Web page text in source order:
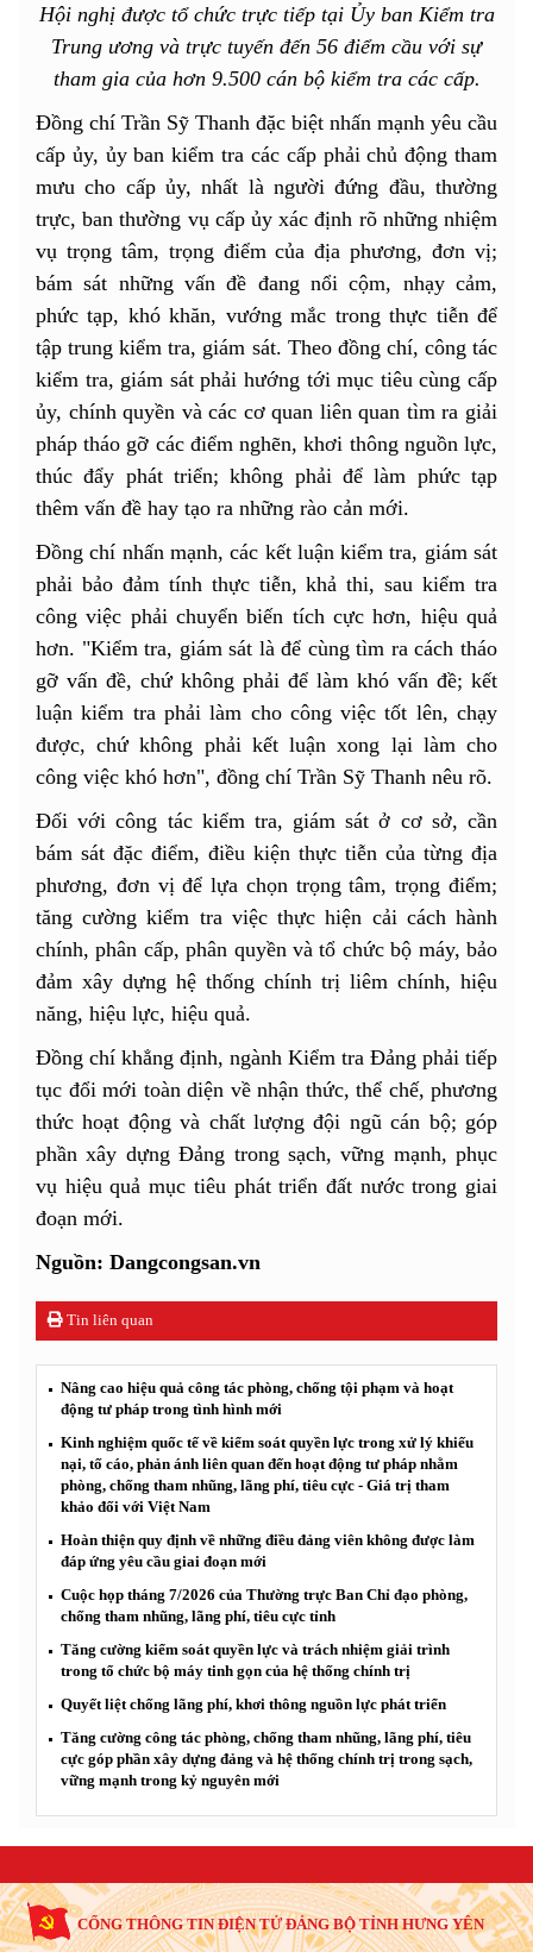
Hội nghị được tổ chức trực tiếp tại Ủy ban Kiểm tra
Trung ương và trực tuyến đến 56 điểm cầu với sự
tham gia của hơn 9.500 cán bộ kiểm tra các cấp.
Đồng chí Trần Sỹ Thanh đặc biệt nhấn mạnh yêu cầu
cấp ủy, ủy ban kiểm tra các cấp phải chủ động tham
mưu cho cấp ủy, nhất là người đứng đầu, thường
trực, ban thường vụ cấp ủy xác định rõ những nhiệm
vụ trọng tâm, trọng điểm của địa phương, đơn vị;
bám sát những vấn đề đang nổi cộm, nhạy cảm,
phức tạp, khó khăn, vướng mắc trong thực tiễn để
tập trung kiểm tra, giám sát. Theo đồng chí, công tác
kiểm tra, giám sát phải hướng tới mục tiêu cùng cấp
ủy, chính quyền và các cơ quan liên quan tìm ra giải
pháp tháo gỡ các điểm nghẽn, khơi thông nguồn lực,
thúc đẩy phát triển; không phải để làm phức tạp
thêm vấn đề hay tạo ra những rào cản mới.
Đồng chí nhấn mạnh, các kết luận kiểm tra, giám sát
phải bảo đảm tính thực tiễn, khả thi, sau kiểm tra
công việc phải chuyển biến tích cực hơn, hiệu quả
hơn. "Kiểm tra, giám sát là để cùng tìm ra cách tháo
gỡ vấn đề, chứ không phải để làm khó vấn đề; kết
luận kiểm tra phải làm cho công việc tốt lên, chạy
được, chứ không phải kết luận xong lại làm cho
công việc khó hơn", đồng chí Trần Sỹ Thanh nêu rõ.
Đối với công tác kiểm tra, giám sát ở cơ sở, cần
bám sát đặc điểm, điều kiện thực tiễn của từng địa
phương, đơn vị để lựa chọn trọng tâm, trọng điểm;
tăng cường kiểm tra việc thực hiện cải cách hành
chính, phân cấp, phân quyền và tổ chức bộ máy, bảo
đảm xây dựng hệ thống chính trị liêm chính, hiệu
năng, hiệu lực, hiệu quả.
Đồng chí khẳng định, ngành Kiểm tra Đảng phải tiếp
tục đổi mới toàn diện về nhận thức, thể chế, phương
thức hoạt động và chất lượng đội ngũ cán bộ; góp
phần xây dựng Đảng trong sạch, vững mạnh, phục
vụ hiệu quả mục tiêu phát triển đất nước trong giai
đoạn mới.
Nguồn: Dangcongsan.vn
Tin liên quan
Nâng cao hiệu quả công tác phòng, chống tội phạm và hoạt
động tư pháp trong tình hình mới
Kinh nghiệm quốc tế về kiểm soát quyền lực trong xử lý khiếu
nại, tố cáo, phản ánh liên quan đến hoạt động tư pháp nhằm
phòng, chống tham nhũng, lãng phí, tiêu cực - Giá trị tham
khảo đối với Việt Nam
Hoàn thiện quy định về những điều đảng viên không được làm
đáp ứng yêu cầu giai đoạn mới
Cuộc họp tháng 7/2026 của Thường trực Ban Chỉ đạo phòng,
chống tham nhũng, lãng phí, tiêu cực tỉnh
Tăng cường kiểm soát quyền lực và trách nhiệm giải trình
trong tổ chức bộ máy tinh gọn của hệ thống chính trị
Quyết liệt chống lãng phí, khơi thông nguồn lực phát triển
Tăng cường công tác phòng, chống tham nhũng, lãng phí, tiêu
cực góp phần xây dựng đảng và hệ thống chính trị trong sạch,
vững mạnh trong kỷ nguyên mới
CỔNG THÔNG TIN ĐIỆN TỬ ĐẢNG BỘ TỈNH HƯNG YÊN